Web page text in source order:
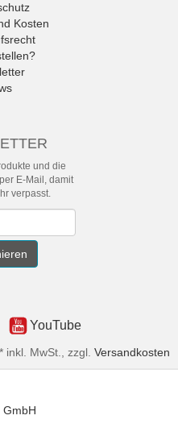
Kosten
und die
E-Mail, damit
verpasst.
YouTube
* inkl. MwSt., zzgl. Versandkosten